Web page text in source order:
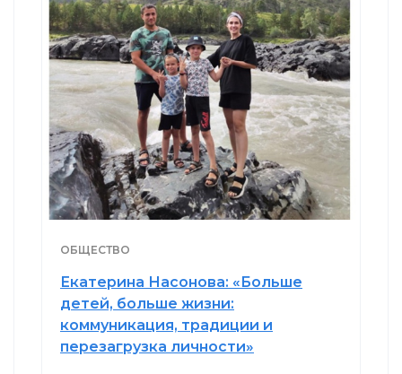
ОБЩЕСТВО
Екатерина Насонова: «Больше
детей, больше жизни:
коммуникация, традиции и
перезагрузка личности»